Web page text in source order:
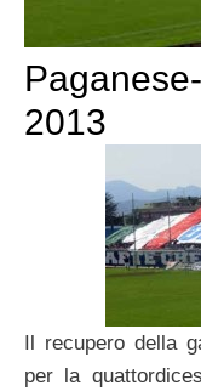
2013
Il recupero della
per la